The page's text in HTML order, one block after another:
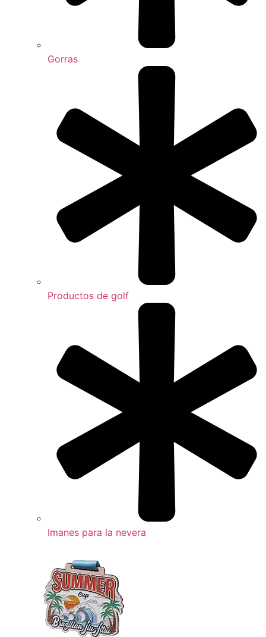
Gorras
Productos de golf
Imanes para la nevera